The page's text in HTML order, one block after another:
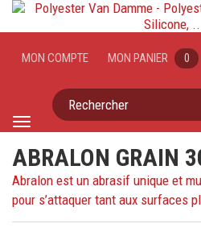
Toggle
MON COMPTE MON PANIER 0
Rechercher
ABRALON GRAIN
Abralon est un abrasif unique et
pour s’attaquer tant aux surfaces